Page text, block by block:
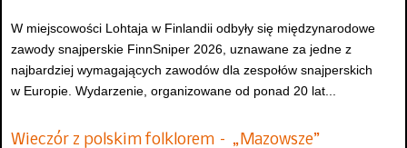
W miejscowości Lohtaja w Finlandii odbyły się międzynarodowe
zawody snajperskie FinnSniper 2026, uznawane za jedne z
najbardziej wymagających zawodów dla zespołów snajperskich
w Europie. Wydarzenie, organizowane od ponad 20 lat...
Wieczór z polskim folklorem – „Mazowsze”